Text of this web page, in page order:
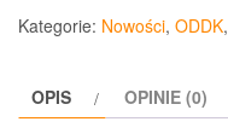
Komentarz
zmian
Kategorie: Nowości, ODDK,
OPIS OPINIE (0)